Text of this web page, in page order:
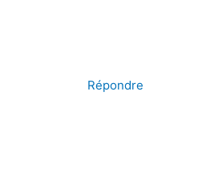
Répondre